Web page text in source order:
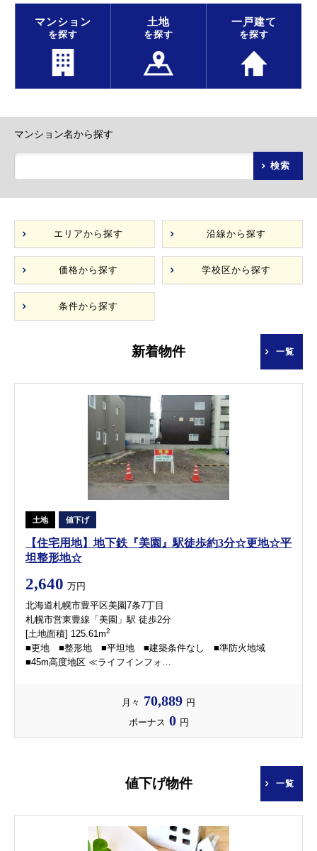
マンション
を探す
土地
を探す
一戸建て
を探す
マンション名から探す
検索
エリアから探す 沿線から探す
価格から探す 学校区から探す
条件から探す
新着物件 一覧
土地 値下げ
【住宅用地】地下鉄『美園』駅徒歩約3分☆更地☆平
坦整形地☆
2,640 万円
北海道札幌市豊平区美園7条7丁目
札幌市営東豊線「美園」駅 徒歩2分
[土地面積] 125.61m2
■更地 ■整形地 ■平坦地 ■建築条件なし ■準防火地域
■45m高度地区 ≪ライフインフォ…
月々 70,889 円
ボーナス 0 円
値下げ物件 一覧